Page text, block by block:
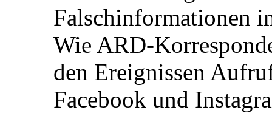
Falschinformationen
Wie ARD-
den Ereignissen
Facebook und